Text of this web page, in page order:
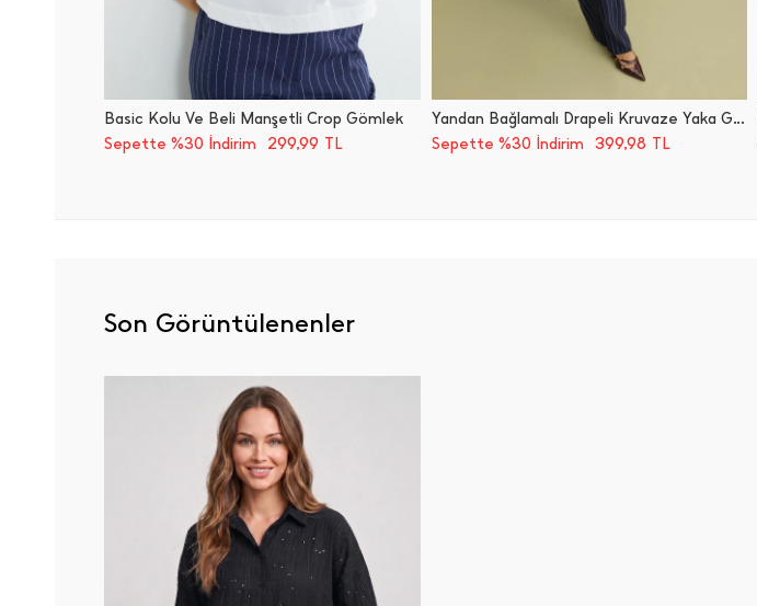
Basic Kolu Ve Beli Manşetli Crop Gömlek
Sepette %30 İndirim
299,99 TL
Yandan Bağlamalı Drapeli Kruvaze Yaka Gömlek
Sepette %30 İndirim
399,98 TL
Son Görüntülenenler